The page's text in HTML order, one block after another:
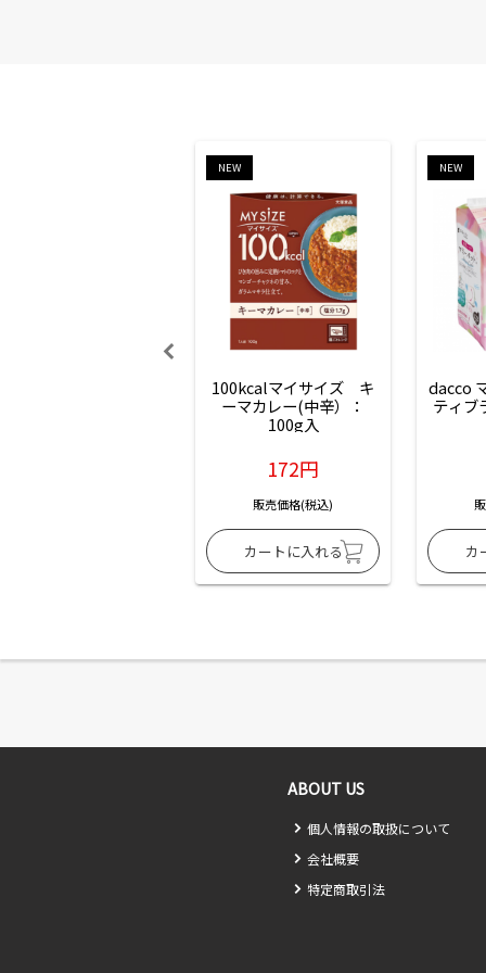
NEW
100kcalマイサイズ　キ
ーマカレー(中辛）：
100g入
172円
販売価格(税込)
NEW
dacco
ティブ
ABOUT US
個人情報の取扱について
会社概要
特定商取引法